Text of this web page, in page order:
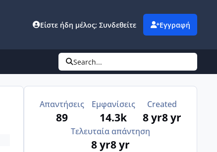
Είστε ήδη μέλος; Συνδεθείτε Εγγραφή
Search...
Απαντήσεις
89
Εμφανίσεις
14.3k
Created
8 yr8 yr
Τελευταία απάντηση
8 yr8 yr